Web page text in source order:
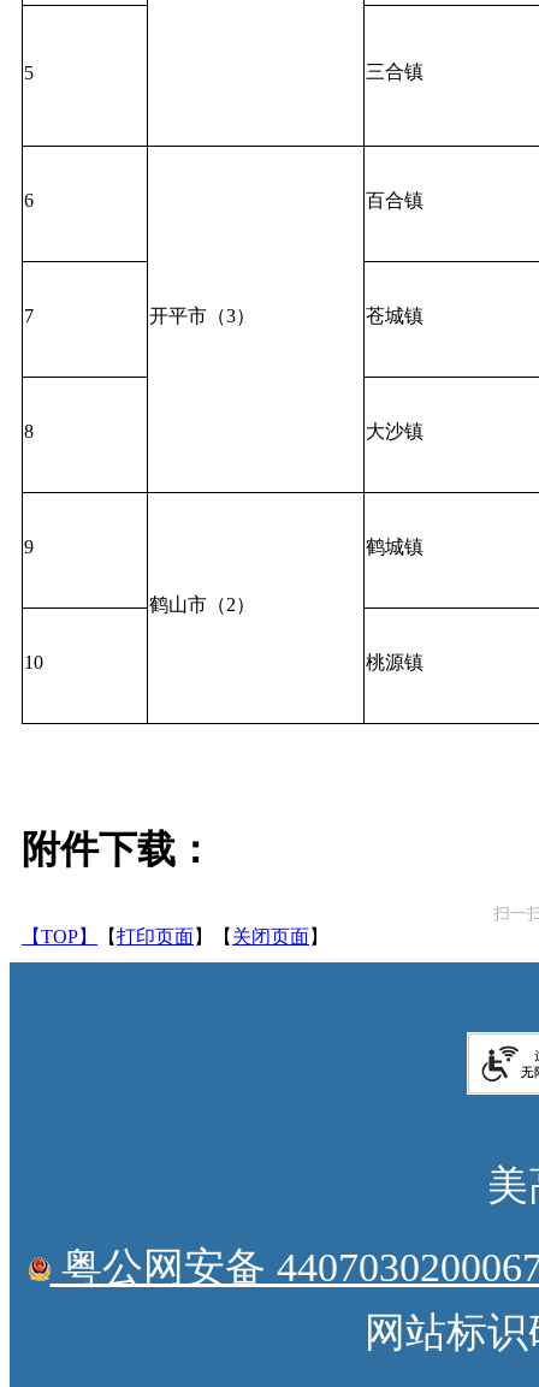
5 三合镇
6
开平市（3）
百合镇
7 苍城镇
8 大沙镇
9
鹤山市（2）
鹤城镇
10 桃源镇
附件下载：
扫一
【TOP】 【打印页面】【 关闭页面】
美
粤公网安备
网站标识